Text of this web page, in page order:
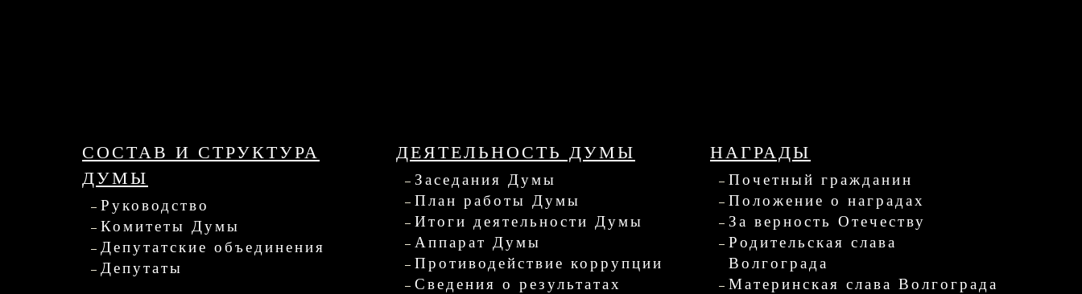
СОСТАВ И СТРУКТУРА
ДУМЫ
Руководство
Комитеты Думы
Депутатские объединения
Депутаты
ДЕЯТЕЛЬНОСТЬ ДУМЫ
Заседания Думы
План работы Думы
Итоги деятельности Думы
Аппарат Думы
Противодействие коррупции
Сведения о результатах
НАГРАДЫ
Почетный гражданин
Положение о наградах
За верность Отечеству
Родительская слава
Волгограда
Материнская слава Волгограда